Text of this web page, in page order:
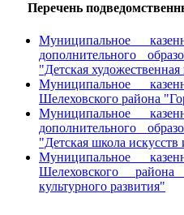
Перечень
Муниципальное
дополнительного
"Детская
Муниципальное
Шелеховского района
Муниципальное
дополнительного
"Детская школа
Муниципальное
Шелеховского
культурного развития"